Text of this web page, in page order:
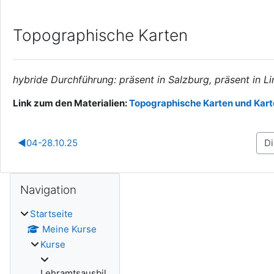
Topographische Karten
hybride Durchführung: präsent in Salzburg, präsent in
Link zum den Materialien:Topographische Karten und
◀︎04-28.10.25
Blöcke
Navigation
Startseite
Meine Kurse
Kurse